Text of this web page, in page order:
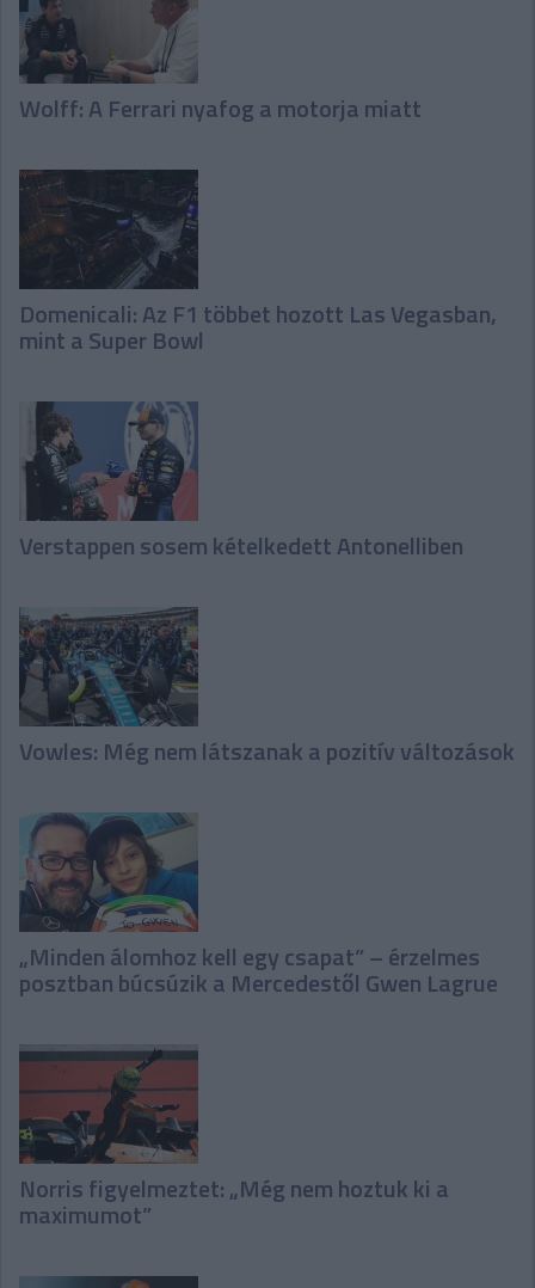
Wolff: A Ferrari nyafog a motorja miatt
Domenicali: Az F1 többet hozott Las Vegasban,
mint a Super Bowl
Verstappen sosem kételkedett Antonelliben
Vowles: Még nem látszanak a pozitív változások
„Minden álomhoz kell egy csapat” – érzelmes
posztban búcsúzik a Mercedestől Gwen Lagrue
Norris figyelmeztet: „Még nem hoztuk ki a
maximumot”